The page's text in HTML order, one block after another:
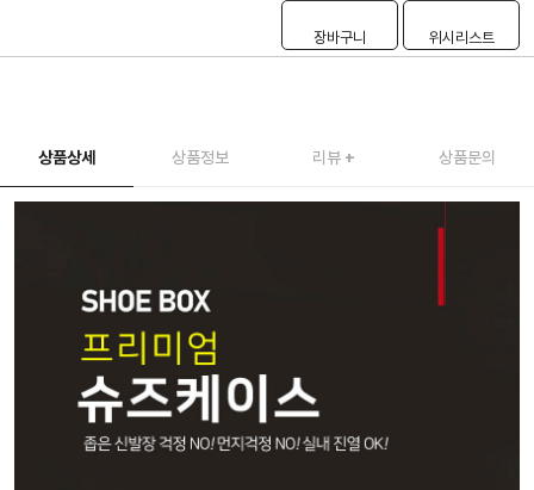
장바구니 위시리스트
상품상세 상품정보 리뷰 + 상품문의